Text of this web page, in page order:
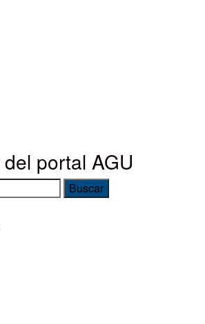
portal AGU